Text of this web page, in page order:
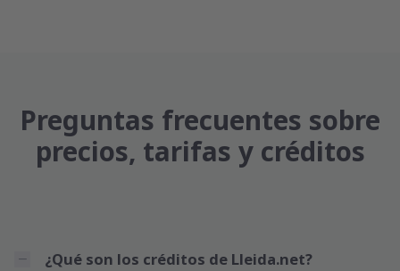
Preguntas frecuentes sobre
precios, tarifas y créditos
¿Qué son los créditos de Lleida.net?